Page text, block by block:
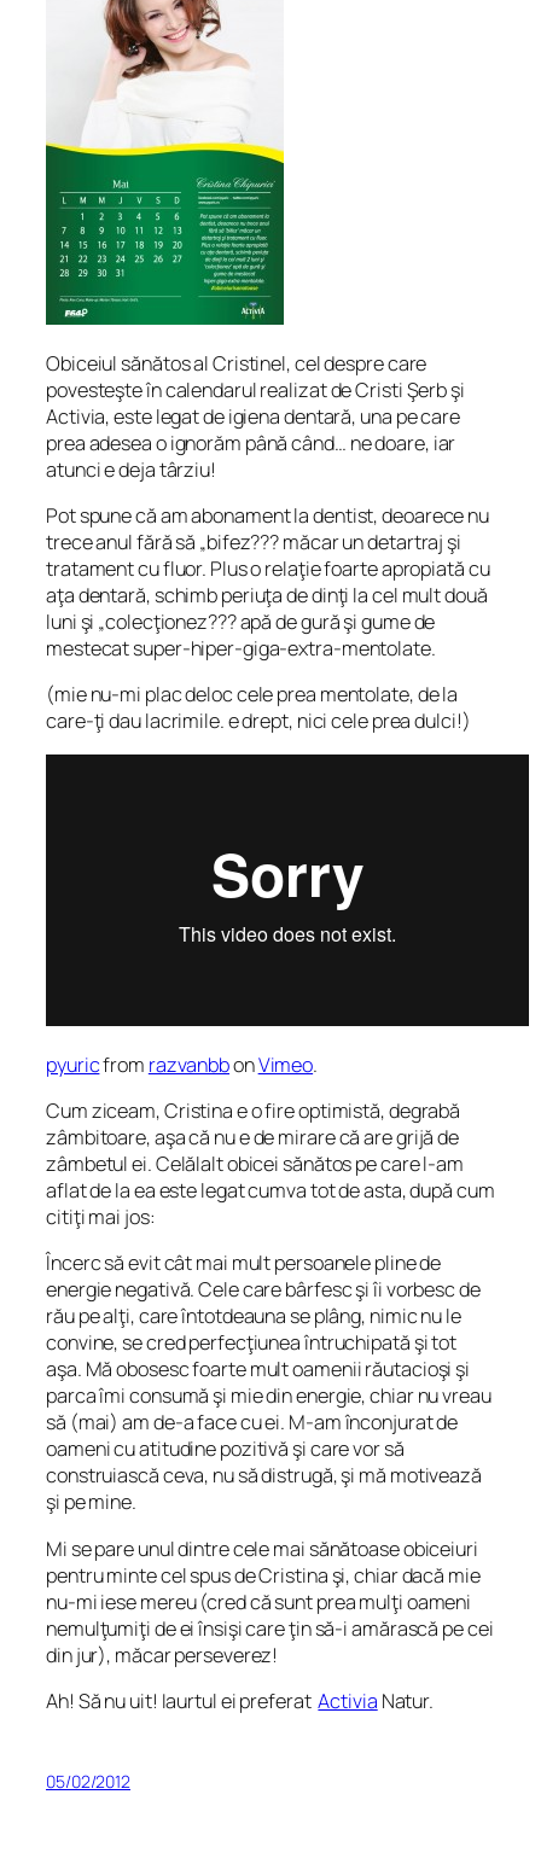
Obiceiul sănătos al Cristinel, cel despre care
povesteşte în calendarul realizat de Cristi Şerb şi
Activia, este legat de igiena dentară, una pe care
prea adesea o ignorăm până când… ne doare, iar
atunci e deja târziu!
Pot spune că am abonament la dentist, deoarece nu
trece anul fără să „bifez??? măcar un detartraj şi
tratament cu fluor. Plus o relaţie foarte apropiată cu
aţa dentară, schimb periuţa de dinţi la cel mult două
luni şi „colecţionez??? apă de gură şi gume de
mestecat super-hiper-giga-extra-mentolate.
(mie nu-mi plac deloc cele prea mentolate, de la
care-ţi dau lacrimile. e drept, nici cele prea dulci!)
pyuricfrom razvanbbonVimeo.
Cum ziceam, Cristina e o fire optimistă, degrabă
zâmbitoare, aşa că nu e de mirare că are grijă de
zâmbetul ei. Celălalt obicei sănătos pe care l-am
aflat de la ea este legat cumva tot de asta, după cum
citiţi mai jos:
Încerc să evit cât mai mult persoanele pline de
energie negativă. Cele care bârfesc şi îi vorbesc de
rău pe alţi, care întotdeauna se plâng, nimic nu le
convine, se cred perfecţiunea întruchipată şi tot
aşa. Mă obosesc foarte mult oamenii răutacioşi şi
parca îmi consumă şi mie din energie, chiar nu vreau
să (mai) am de-a face cu ei. M-am înconjurat de
oameni cu atitudine pozitivă şi care vor să
construiască ceva, nu să distrugă, şi mă motivează
şi pe mine.
Mi se pare unul dintre cele mai sănătoase obiceiuri
pentru minte cel spus de Cristina şi, chiar dacă mie
nu-mi iese mereu (cred că sunt prea mulţi oameni
nemulţumiţi de ei însişi care ţin să-i amărască pe cei
din jur), măcar perseverez!
Ah! Să nu uit! Iaurtul ei preferatActivia Natur.
05/02/2012